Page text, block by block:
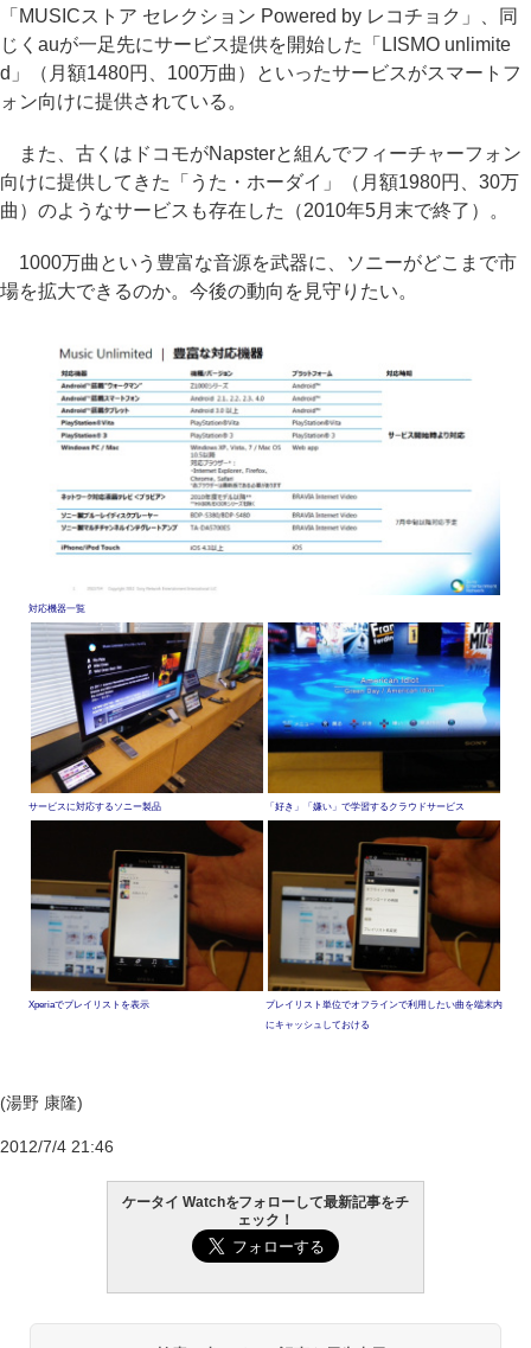
「MUSICストア セレクション Powered by レコチョク」、同
じくauが一足先にサービス提供を開始した「LISMO unlimite
d」（月額1480円、100万曲）といったサービスがスマートフ
ォン向けに提供されている。
また、古くはドコモがNapsterと組んでフィーチャーフォン
向けに提供してきた「うた・ホーダイ」（月額1980円、30万
曲）のようなサービスも存在した（2010年5月末で終了）。
1000万曲という豊富な音源を武器に、ソニーがどこまで市
場を拡大できるのか。今後の動向を見守りたい。
対応機器一覧
サービスに対応するソニー製品 「好き」「嫌い」で学習するクラウドサービス
Xperiaでプレイリストを表示
プレイリスト単位でオフラインで利用したい曲を端末内
にキャッシュしておける
(湯野 康隆)
2012/7/4 21:46
ケータイ Watchをフォローして最新記事をチ
ェック！